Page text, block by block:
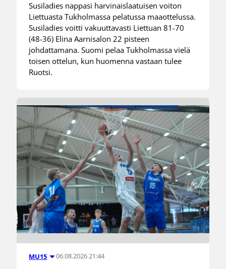
Susiladies nappasi harvinaislaatuisen voiton
Liettuasta Tukholmassa pelatussa maaottelussa.
Susiladies voitti vakuuttavasti Liettuan 81-70
(48-36) Elina Aarnisalon 22 pisteen
johdattamana. Suomi pelaa Tukholmassa vielä
toisen ottelun, kun huomenna vastaan tulee
Ruotsi.
MU15 06.08.2026 21:44